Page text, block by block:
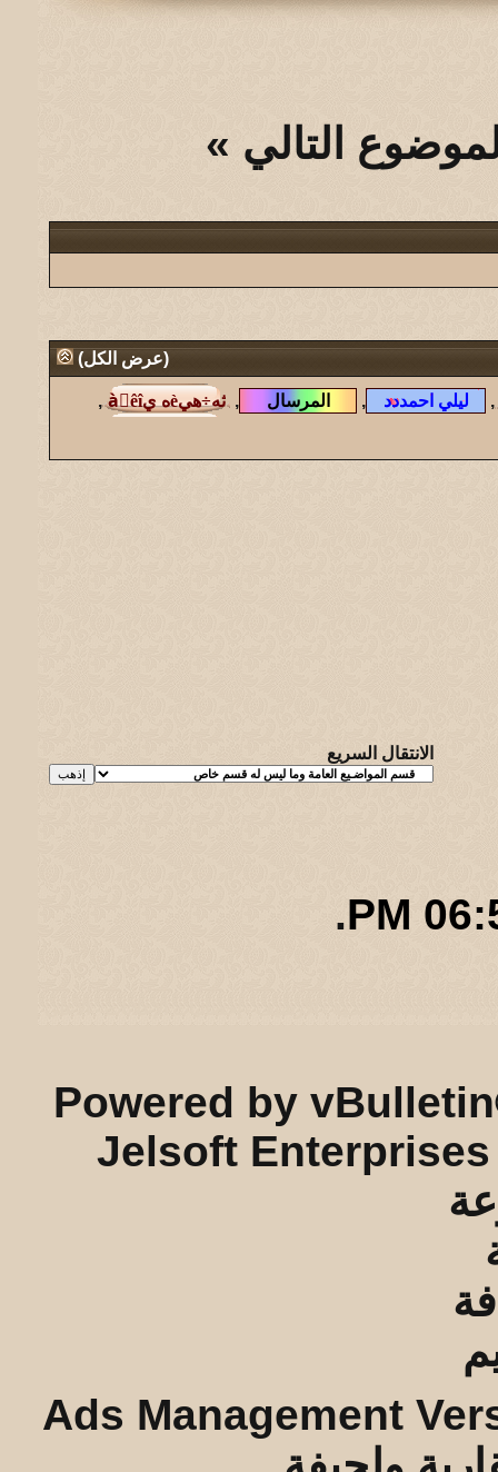
التالي »
(عرض الكل)
,
,
,
,
الانتقال السريع
.
Powered by
Jelsoft
Ads Management